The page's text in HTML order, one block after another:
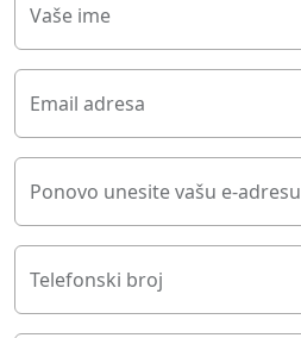
Vaše ime
Email adresa
Ponovo unesite vašu e-adresu
Telefonski broj